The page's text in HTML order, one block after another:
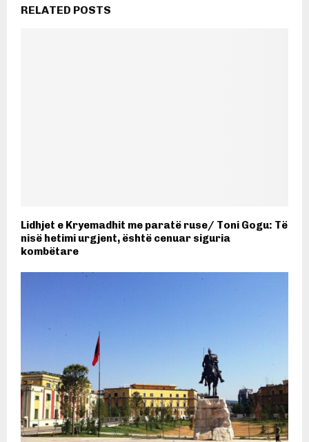
RELATED POSTS
Lidhjet e Kryemadhit me paratë ruse/ Toni Gogu: Të
nisë hetimi urgjent, është cenuar siguria
kombëtare